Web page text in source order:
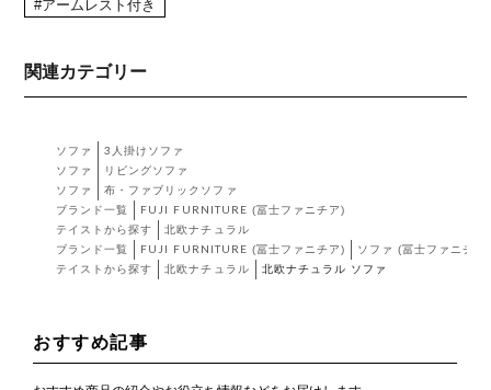
#アームレスト付き
関連カテゴリー
ソファ
3人掛けソファ
ソファ
リビングソファ
ソファ
布・ファブリックソファ
ブランド一覧
FUJI FURNITURE (冨士ファニチア)
テイストから探す
北欧ナチュラル
ブランド一覧
FUJI FURNITURE (冨士ファニチア)
ソファ (冨士ファニチア)
テイストから探す
北欧ナチュラル 北欧ナチュラル ソファ